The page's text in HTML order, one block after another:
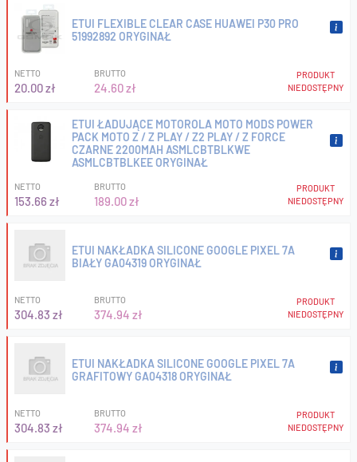
ETUI FLEXIBLE CLEAR CASE HUAWEI P30 PRO
51992892 ORYGINAŁ
NETTO
20.00 zł
BRUTTO
24.60 zł
PRODUKT
NIEDOSTĘPNY
ETUI ŁADUJĄCE MOTOROLA MOTO MODS POWER
PACK MOTO Z / Z PLAY / Z2 PLAY / Z FORCE
CZARNE 2200MAH ASMLCBTBLKWE
ASMLCBTBLKEE ORYGINAŁ
NETTO
153.66 zł
BRUTTO
189.00 zł
PRODUKT
NIEDOSTĘPNY
ETUI NAKŁADKA SILICONE GOOGLE PIXEL 7A
BIAŁY GA04319 ORYGINAŁ
NETTO
304.83 zł
BRUTTO
374.94 zł
PRODUKT
NIEDOSTĘPNY
ETUI NAKŁADKA SILICONE GOOGLE PIXEL 7A
GRAFITOWY GA04318 ORYGINAŁ
NETTO
304.83 zł
BRUTTO
374.94 zł
PRODUKT
NIEDOSTĘPNY